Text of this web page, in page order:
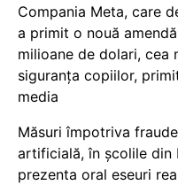
Compania Meta, care
a primit o nouă
milioane de dolari, cea
siguranța copiilor,
media
Măsuri împotriva
artificială, în școlile din
prezenta oral eseuri